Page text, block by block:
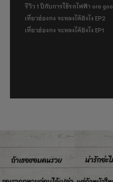
รีวิว 1 ปีกับการใช้รถไฟฟ้า ora
เที่ยวฮ่องกง จะหลงได้ยังไง EP2
เที่ยวฮ่องกง จะหลงได้ยังไง EP1